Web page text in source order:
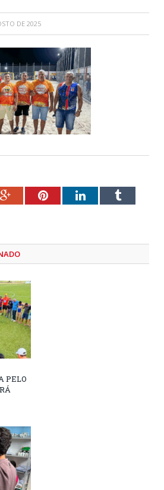
DE 2025
Google+PinterestLinkedInTumblr
PELO